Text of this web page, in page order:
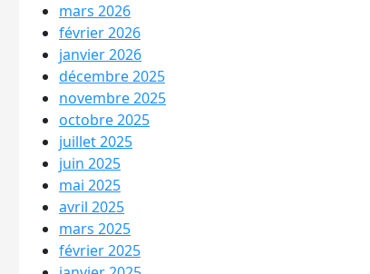
mars 2026
février 2026
janvier 2026
décembre 2025
novembre 2025
octobre 2025
juillet 2025
juin 2025
mai 2025
avril 2025
mars 2025
février 2025